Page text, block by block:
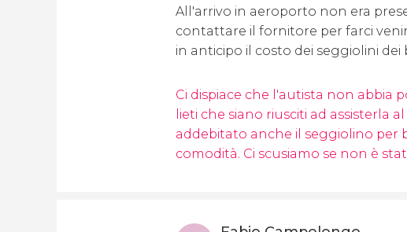
All'arrivo in aeroporto non era
contattare il fornitore per farci
in anticipo il costo dei seggiolini
Ci dispiace che l'autista non abbia
lieti che siano riusciti ad assisterla
addebitato anche il seggiolino per
comodità. Ci scusiamo se non è